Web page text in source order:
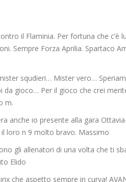
il Flaminia. Per fortuna che c’è
Sempre Forza Aprilia. Spartaco
squdieri… Mister vero…
da gioco… Per il gioco che crei
m.
anche io presente alla gara
loro n 9 molto bravo. Massimo
gli allenatori di una volta che ti
Elido
che aspetto sempre in curva!